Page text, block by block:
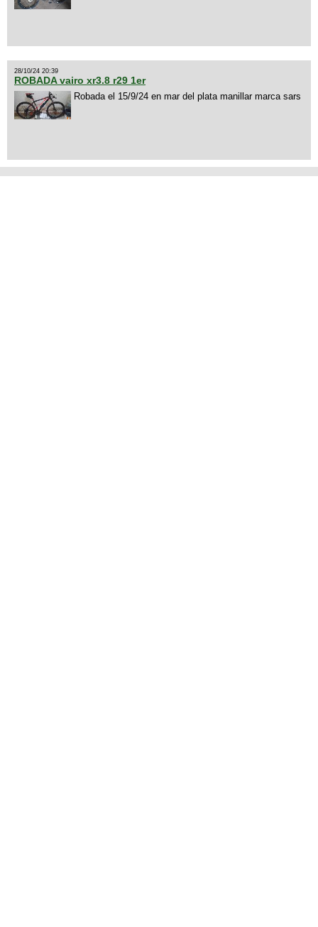
28/10/24 20:39
ROBADA vairo xr3.8 r29 1er
Robada el 15/9/24 en mar del plata manillar marca sars